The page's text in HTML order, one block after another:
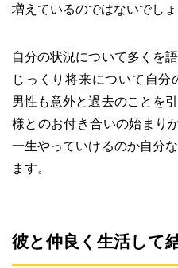
増えているのではないでしょ
自分の状況について多くを
じっくり将来について自分
男性も意外と過去のことを
様とのお付き合いの始まり
一生やっていけるのか自分
ます。
彼と仲良く生活して